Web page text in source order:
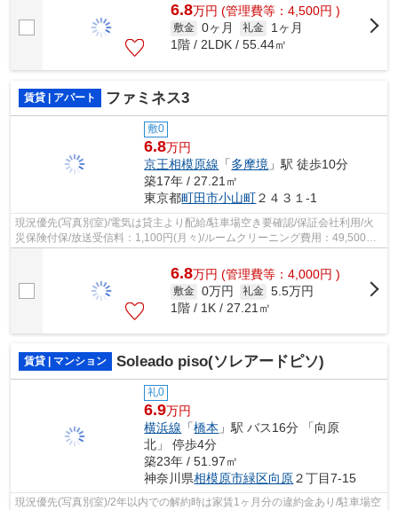
6.8万円 (管理費等：4,500円 )
敷金 0ヶ月 礼金
1ヶ月
1階 / 2LDK / 55.44㎡
賃貸 | アパート ファミネス3
敷0
6.8万円
京王相模原線 「多摩境 」駅 徒歩10分
築17年 / 27.21㎡
東京都町田市小山町２４３１-1
現況優先(写真別室)/電気は貸主より配給/駐車場空き要確認/保証会社利用/火
災保険付保/放送受信料：1,100円(月々)/ルームクリーニング費用：49,500円
(ご契約時)/
6.8万円 (管理費等：4,000円 )
敷金 0万円 礼金 5.5万円
1階 / 1K / 27.21㎡
賃貸 | マンション Soleado piso(ソレアードピソ)
礼0
6.9万円
横浜線 「橋本 」駅 バス16分 「向原
北」 停歩4分
築23年 / 51.97㎡
神奈川県相模原市緑区向原２丁目7-15
現況優先(写真別室)/2年以内での解約時は家賃1ヶ月分の違約金あり/駐車場空